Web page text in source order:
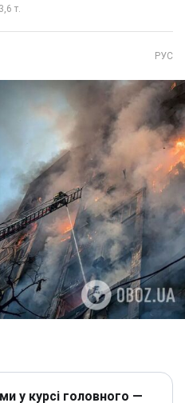
т.
РУС
у курсі головного —